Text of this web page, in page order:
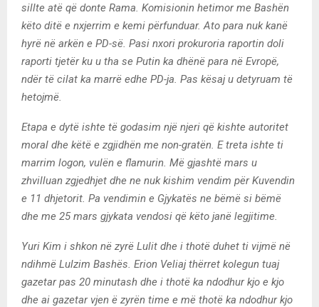
sillte atë që donte Rama. Komisionin hetimor me Bashën
këto ditë e nxjerrim e kemi përfunduar. Ato para nuk kanë
hyrë në arkën e PD-së. Pasi nxori prokuroria raportin doli
raporti tjetër ku u tha se Putin ka dhënë para në Evropë,
ndër të cilat ka marrë edhe PD-ja. Pas kësaj u detyruam të
hetojmë.
Etapa e dytë ishte të godasim një njeri që kishte autoritet
moral dhe këtë e zgjidhën me non-gratën. E treta ishte ti
marrim logon, vulën e flamurin. Më gjashtë mars u
zhvilluan zgjedhjet dhe ne nuk kishim vendim për Kuvendin
e 11 dhjetorit. Pa vendimin e Gjykatës ne bëmë si bëmë
dhe me 25 mars gjykata vendosi që këto janë legjitime.
Yuri Kim i shkon në zyrë Lulit dhe i thotë duhet ti vijmë në
ndihmë Lulzim Bashës. Erion Veliaj thërret kolegun tuaj
gazetar pas 20 minutash dhe i thotë ka ndodhur kjo e kjo
dhe ai gazetar vjen ë zyrën time e më thotë ka ndodhur kjo